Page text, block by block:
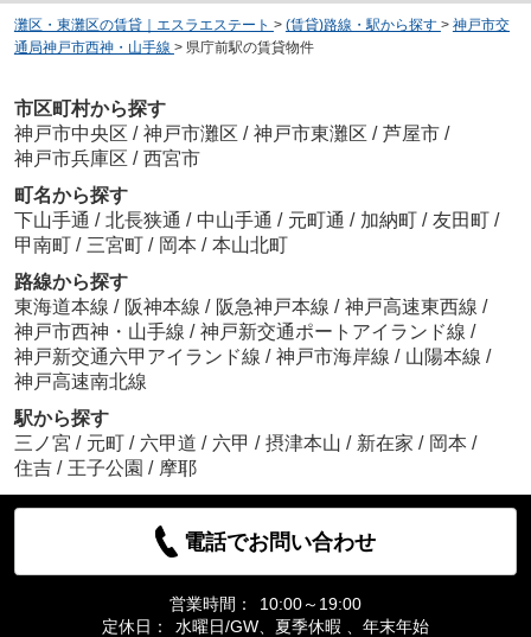
灘区・東灘区の賃貸｜エスラエステート > (賃貸)路線・駅から探す > 神戸市交
通局神戸市西神・山手線 > 県庁前駅の賃貸物件
市区町村から探す
神戸市中央区 / 神戸市灘区 / 神戸市東灘区 / 芦屋市 /
神戸市兵庫区 / 西宮市
町名から探す
下山手通 / 北長狭通 / 中山手通 / 元町通 / 加納町 / 友田町 /
甲南町 / 三宮町 / 岡本 / 本山北町
路線から探す
東海道本線 / 阪神本線 / 阪急神戸本線 / 神戸高速東西線 /
神戸市西神・山手線 / 神戸新交通ポートアイランド線 /
神戸新交通六甲アイランド線 / 神戸市海岸線 / 山陽本線 /
神戸高速南北線
駅から探す
三ノ宮 / 元町 / 六甲道 / 六甲 / 摂津本山 / 新在家 / 岡本 /
住吉 / 王子公園 / 摩耶
電話でお問い合わせ
営業時間：
10:00～19:00
定休日：
水曜日/GW、夏季休暇 、年末年始